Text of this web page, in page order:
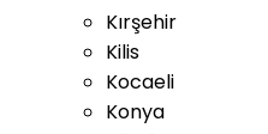
Kırşehir
Kilis
Kocaeli
Konya